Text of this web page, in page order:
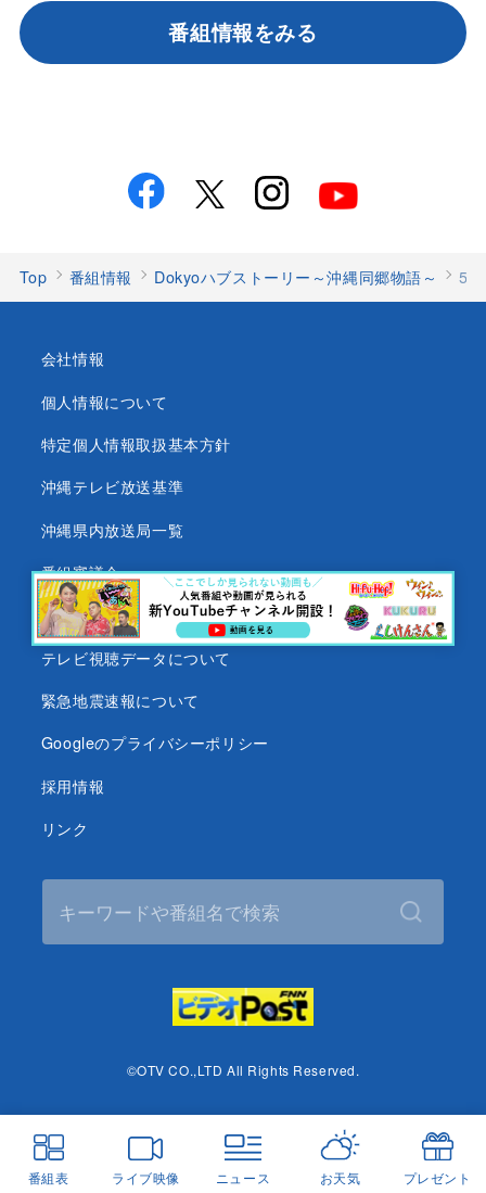
番組表 ライブ映像 ニュース お天気 プレゼント
番組情報をみる
Top 番組情報 Dokyoハブストーリー～沖縄同郷物語～ 5
会社情報
個人情報について
特定個人情報取扱基本方針
沖縄テレビ放送基準
沖縄県内放送局一覧
番組審議会
沖縄テレビ名義の後援依頼について
テレビ視聴データについて
緊急地震速報について
Googleのプライバシーポリシー
採用情報
リンク
©OTV CO.,LTD All Rights Reserved.